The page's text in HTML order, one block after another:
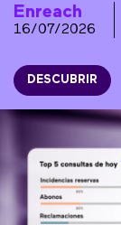
Enreach
16/07/2026
DESCUBRIR